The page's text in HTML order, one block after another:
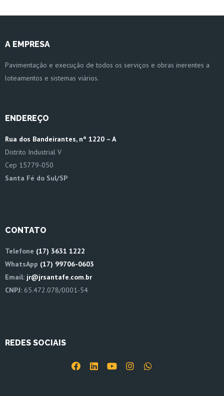
A EMPRESA
Pavimentação e execução de todos os serviços e obras inerentes a
loteamentos e sistemas viários.
ENDEREÇO
Rua dos Bandeirantes, nº 1220 – A
Distrito Industrial V
Cep 15779-050
Santa Fé do Sul/SP
CONTATO
Telefone (17) 3631 1222
WhatsApp (17) 99706-0603
Email: jr@jrsantafe.com.br
CNPJ: 65.472.078/0001-54
REDES SOCIAIS